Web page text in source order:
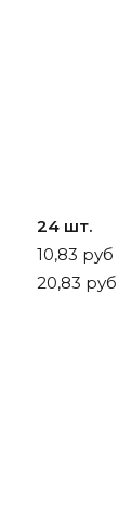
24 шт.
10,83 руб
20,83 руб